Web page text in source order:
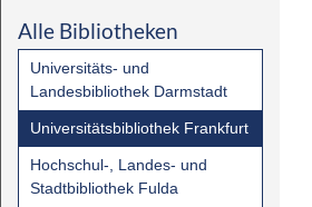
Alle Bibliotheken
Universitäts- und
Landesbibliothek Darmstadt
Universitätsbibliothek Frankfurt
Hochschul-, Landes- und
Stadtbibliothek Fulda